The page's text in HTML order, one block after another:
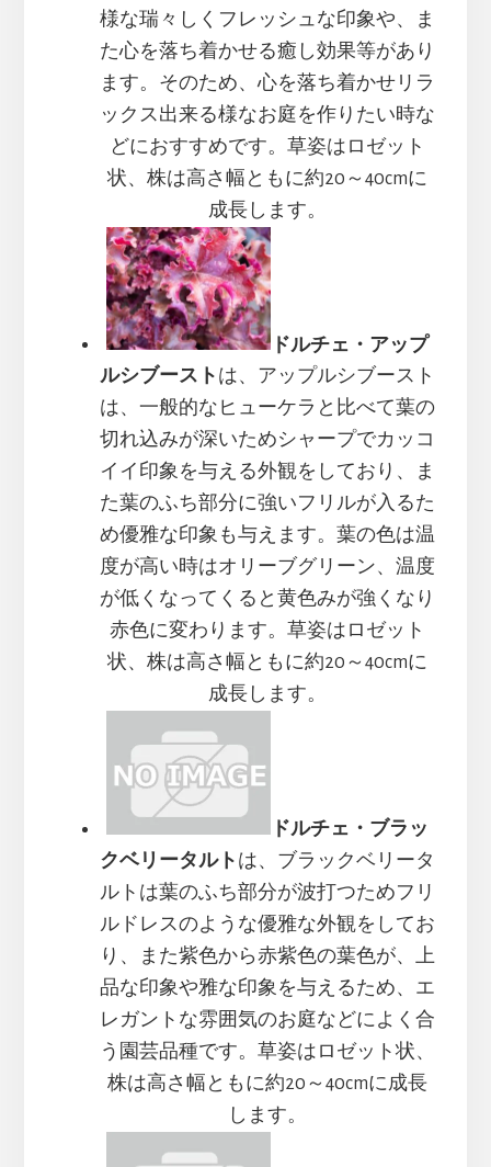
様な瑞々しくフレッシュな印象や、ま
た心を落ち着かせる癒し効果等があり
ます。そのため、心を落ち着かせリラ
ックス出来る様なお庭を作りたい時な
どにおすすめです。草姿はロゼット
状、株は高さ幅ともに約20～40cmに
成長します。
ドルチェ・アップ
ルシブースト は、アップルシブースト
は、一般的なヒューケラと比べて葉の
切れ込みが深いためシャープでカッコ
イイ印象を与える外観をしており、ま
た葉のふち部分に強いフリルが入るた
め優雅な印象も与えます。葉の色は温
度が高い時はオリーブグリーン、温度
が低くなってくると黄色みが強くなり
赤色に変わります。草姿はロゼット
状、株は高さ幅ともに約20～40cmに
成長します。
ドルチェ・ブラッ
クベリータルト は、ブラックベリータ
ルトは葉のふち部分が波打つためフリ
ルドレスのような優雅な外観をしてお
り、また紫色から赤紫色の葉色が、上
品な印象や雅な印象を与えるため、エ
レガントな雰囲気のお庭などによく合
う園芸品種です。草姿はロゼット状、
株は高さ幅ともに約20～40cmに成長
します。